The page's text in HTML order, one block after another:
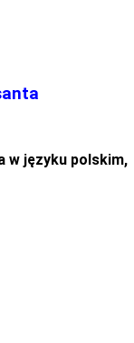
w języku polskim,